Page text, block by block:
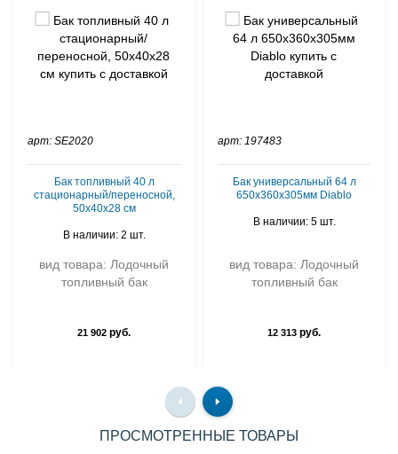
арт: SE2020
Бак топливный 40 л
стационарный/переносной,
50х40х28 см
В наличии: 2 шт.
вид товара: Лодочный
топливный бак
21 902 руб.
арт: 197483
Бак универсальный 64 л
650х360х305мм Diablo
В наличии: 5 шт.
вид товара: Лодочный
топливный бак
12 313 руб.
ПРОСМОТРЕННЫЕ ТОВАРЫ